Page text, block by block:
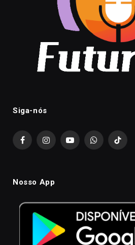
Siga-nós
FacebookInstagramYouTubeWhatsAppTikTok
Nosso App